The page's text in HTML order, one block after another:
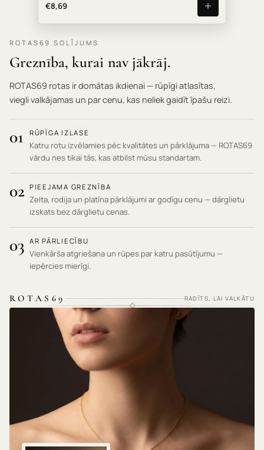
€8,69
ROTAS69 SOLĪJUMS
Greznība, kurai nav jākrāj.
ROTAS69 rotas ir domātas ikdienai — rūpīgi atlasītas,
viegli valkājamas un par cenu, kas neliek gaidīt īpašu reizi.
01 RŪPĪGA IZLASE
Katru rotu izvēlamies pēc kvalitātes un pārklājuma — ROTAS69
vārdu nes tikai tās, kas atbilst mūsu standartam.
02 PIEEJAMA GREZNĪBA
Zelta, rodija un platīna pārklājumi ar godīgu cenu — dārglietu
izskats bez dārglietu cenas.
03 AR PĀRLIECĪBU
Vienkārša atgriešana un rūpes par katru pasūtījumu —
iepērcies mierīgi.
ROTAS69 RADĪTS, LAI VALKĀTU